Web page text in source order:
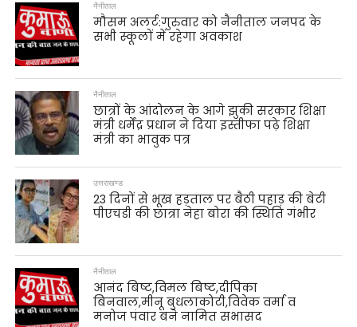
नैनीताल
मौसम अलर्ट:गुरुवार को नैनीताल जनपद के
सभी स्कूलों में रहेगा अवकाश
नैनीताल
छात्रों के आंदोलन के आगे झुकी सरकार शिक्षा
मंत्री धर्मेंद्र प्रधान ने दिया इस्तीफा पढ़े शिक्षा
मंत्री का भावुक पत्र
उत्तराखण्ड
23 दिनों से भूख हड़ताल पर बैठी पहाड़ की बेटी
पीएचडी की छात्रा नेहा बोरा की स्थिति गंभीर
नैनीताल
आनंद बिष्ट,विमल बिष्ट,दीपिका
बिनवाल,मीनू बुधलाकोटी,विवेक वर्मा व
मनोज पंवार बने नामित सभासद